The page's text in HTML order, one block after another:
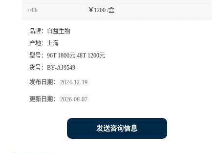
≥48t ￥ 1200 /盒
品牌：
白益生物
产地： 上海
型号： 96T 1800元 48T 1200元
货号： BY-AJ9549
发布日期： 2024-12-19
更新日期： 2026-08-07
发送咨询信息